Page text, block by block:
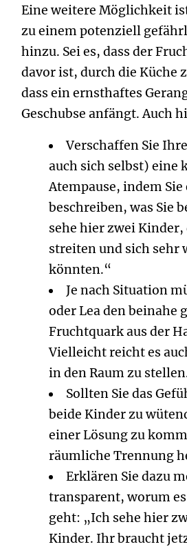
Eine weitere Möglichkeit
zu einem potenziell
hinzu. Sei es, dass der
davor ist, durch die Küche
dass ein ernsthaftes
Geschubse anfängt. Auch
Verschaffen Sie
auch sich selbst) eine
Atempause, indem
beschreiben, was Sie
sehe hier zwei
streiten und sich sehr
könnten.“
Je nach Situation
oder Lea den beinahe
Fruchtquark aus der
Vielleicht reicht es
in den Raum zu
Sollten Sie das
beide Kinder zu
einer Lösung zu
räumliche Trennung
Erklären Sie dazu
transparent, worum
geht: „Ich sehe hier
Kinder. Ihr braucht